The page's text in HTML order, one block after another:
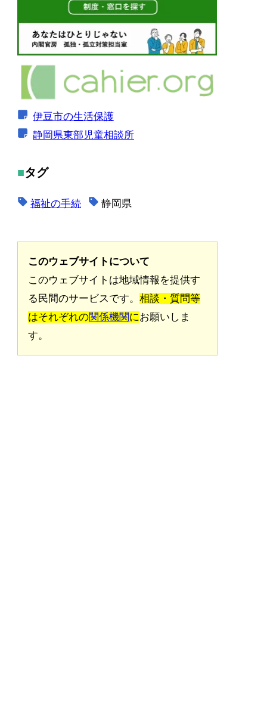
伊豆市の生活保護
静岡県東部児童相談所
タグ
福祉の手続 静岡県
このウェブサイトについて
このウェブサイトは地域情報を提供す
る民間のサービスです。相談・質問等
はそれぞれの関係機関にお願いしま
す。